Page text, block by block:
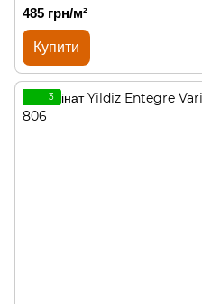
485 грн/м²
Купити
3